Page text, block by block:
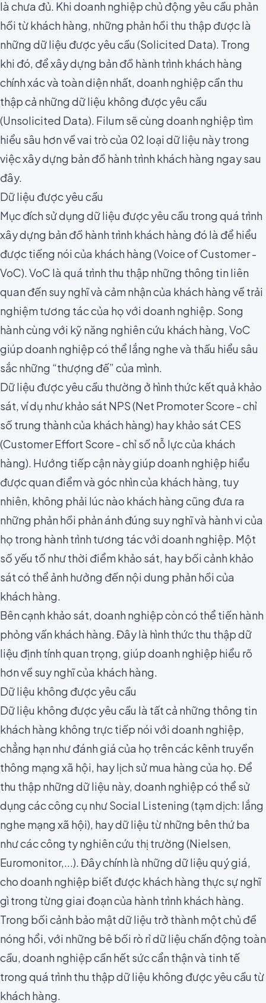
là chưa đủ. Khi doanh nghiệp chủ động yêu cầu phản
hồi từ khách hàng, những phản hồi thu thập được là
những dữ liệu được yêu cầu (Solicited Data). Trong
khi đó, để xây dựng bản đồ hành trình khách hàng
chính xác và toàn diện nhất, doanh nghiệp cần thu
thập cả những dữ liệu không được yêu cầu
(Unsolicited Data). Filum sẽ cùng doanh nghiệp tìm
hiểu sâu hơn về vai trò của 02 loại dữ liệu này trong
việc xây dựng bản đồ hành trình khách hàng ngay sau
đây.
Dữ liệu được yêu cầu
Mục đích sử dụng dữ liệu được yêu cầu trong quá trình
xây dựng bản đồ hành trình khách hàng đó là để hiểu
được tiếng nói của khách hàng (Voice of Customer -
VoC). VoC là quá trình thu thập những thông tin liên
quan đến suy nghĩ và cảm nhận của khách hàng về trải
nghiệm tương tác của họ với doanh nghiệp. Song
hành cùng với kỹ năng nghiên cứu khách hàng, VoC
giúp doanh nghiệp có thể lắng nghe và thấu hiểu sâu
sắc những “thượng đế” của mình.
Dữ liệu được yêu cầu thường ở hình thức kết quả khảo
sát, ví dụ như khảo sát NPS(Net Promoter Score - chỉ
số trung thành của khách hàng) hay khảo sát CES
(Customer Effort Score - chỉ số nỗ lực của khách
hàng). Hướng tiếp cận này giúp doanh nghiệp hiểu
được quan điểm và góc nhìn của khách hàng, tuy
nhiên, không phải lúc nào khách hàng cũng đưa ra
những phản hồi phản ánh đúng suy nghĩ và hành vi của
họ trong hành trình tương tác với doanh nghiệp. Một
số yếu tố nhưthời điểmkhảo sát, hay bối cảnh khảo
sát có thể ảnh hưởng đến nội dung phản hồi của
khách hàng.
Bên cạnh khảo sát, doanh nghiệp còn có thể tiến hành
phỏng vấn khách hàng. Đây là hình thức thu thập dữ
liệu định tính quan trọng, giúp doanh nghiệp hiểu rõ
hơn về suy nghĩ của khách hàng.
Dữ liệu không được yêu cầu
Dữ liệu không được yêu cầu là tất cả những thông tin
khách hàng không trực tiếp nói với doanh nghiệp,
chẳng hạn nhưđánh giácủa họ trên các kênh truyền
thông mạng xã hội, hay lịch sử mua hàng của họ. Để
thu thập những dữ liệu này, doanh nghiệp có thể sử
dụng các công cụ nhưSocial Listening(tạm dịch: lắng
nghe mạng xã hội), hay dữ liệu từ những bên thứ ba
như các công ty nghiên cứu thị trường (Nielsen,
Euromonitor,...). Đây chính là những dữ liệu quý giá,
cho doanh nghiệp biết được khách hàng thực sự nghĩ
gì trong từng giai đoạn của hành trình khách hàng.
Trong bối cảnh bảo mật dữ liệu trở thành một chủ đề
nóng hổi, với những bê bối rò rỉ dữ liệuchấn động toàn
cầu, doanh nghiệp cần hết sức cẩn thận và tinh tế
trong quá trình thu thập dữ liệu không được yêu cầu từ
khách hàng.